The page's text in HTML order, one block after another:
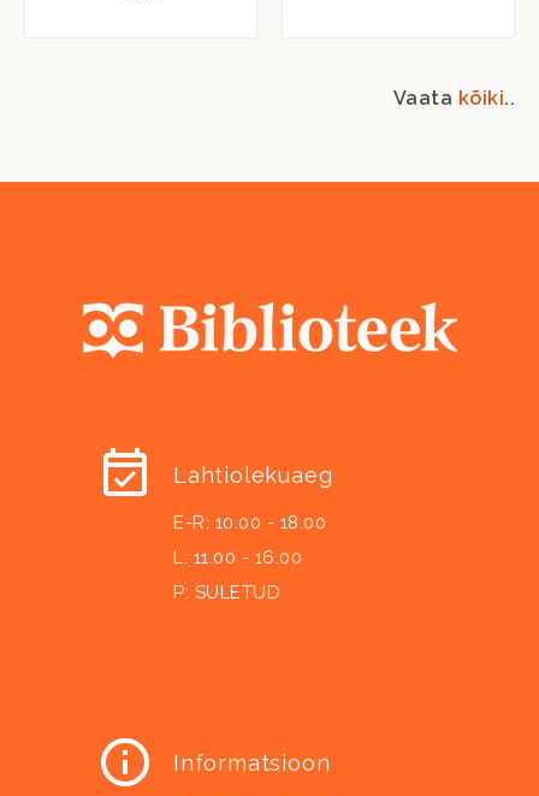
Vaata kõiki..
Lahtiolekuaeg
E-R: 10.00 - 18.00
L: 11.00 - 16.00
P: SULETUD
Informatsioon